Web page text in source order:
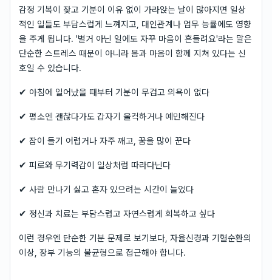
감정 기복이 잦고 기분이 이유 없이 가라앉는 날이 많아지면 일상
적인 일들도 부담스럽게 느껴지고, 대인관계나 업무 능률에도 영향
을 주게 됩니다. '별거 아닌 일에도 자꾸 마음이 흔들려요'라는 말은
단순한 스트레스 때문이 아니라 몸과 마음이 함께 지쳐 있다는 신
호일 수 있습니다.
✔ 아침에 일어났을 때부터 기분이 무겁고 의욕이 없다
✔ 평소엔 괜찮다가도 갑자기 울컥하거나 예민해진다
✔ 잠이 들기 어렵거나 자주 깨고, 꿈을 많이 꾼다
✔ 피로와 무기력감이 일상처럼 따라다닌다
✔ 사람 만나기 싫고 혼자 있으려는 시간이 늘었다
✔ 정신과 치료는 부담스럽고 자연스럽게 회복하고 싶다
이런 경우엔 단순한 기분 문제로 보기보다, 자율신경과 기혈순환의
이상, 장부 기능의 불균형으로 접근해야 합니다.